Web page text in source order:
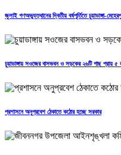
জুলাই গণঅভ্যুত্থানের দ্বিতীয় বর্ষপূর্তিতে চুয়াডাঙ্গা-
চুয়াডাঙ্গায় সওজের বাসভবন ও সড়কের ২৬টি গাছ প্রায় ৫
প্রশাসনে অনুপ্রবেশ ঠেকাতে কঠোর হচ্ছে সরকার